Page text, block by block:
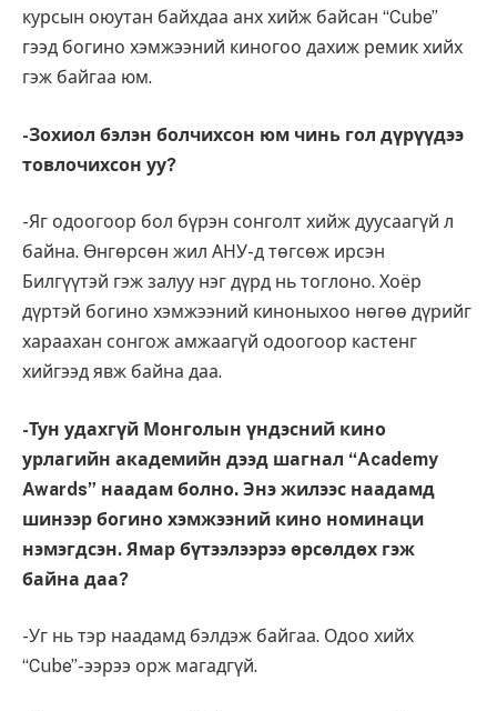
курсын оюутан байхдаа анх хийж байсан “Cube”
гээд богино хэмжээний киногоо дахиж ремик хийх
гэж байгаа юм.
-Зохиол бэлэн болчихсон юм чинь гол дүрүүдээ
товлочихсон уу?
-Яг одоогоор бол бүрэн сонголт хийж дуусаагүй л
байна. Өнгөрсөн жил АНУ-д төгсөж ирсэн
Билгүүтэй гэж залуу нэг дүрд нь тоглоно. Хоёр
дүртэй богино хэмжээний киноныхоо нөгөө дүрийг
хараахан сонгож амжаагүй одоогоор кастенг
хийгээд явж байна даа.
-Тун удахгүй Монголын үндэсний кино
урлагийн академийн дээд шагнал “Academy
Awards” наадам болно. Энэ жилээс наадамд
шинээр богино хэмжээний кино номинаци
нэмэгдсэн. Ямар бүтээлээрээ өрсөлдөх гэж
байна даа?
-Уг нь тэр наадамд бэлдэж байгаа. Одоо хийх
“Cube”-ээрээ орж магадгүй.